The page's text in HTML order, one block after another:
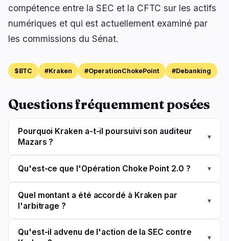
compétence entre la SEC et la CFTC sur les actifs
numériques et qui est actuellement examiné par
les commissions du Sénat.
$BTC #Kraken #OperationChokePoint #Debanking
Questions fréquemment posées
Pourquoi Kraken a-t-il poursuivi son auditeur
Mazars ?
▾
Qu'est-ce que l'Opération Choke Point 2.0 ? ▾
Quel montant a été accordé à Kraken par
l'arbitrage ?
▾
Qu'est-il advenu de l'action de la SEC contre
▾